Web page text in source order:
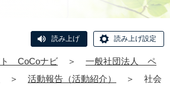
読み上げ 読み上げ設定
ト CoCoナビ ＞
一般社団法人 ペ
＞ 活動報告（活動紹介） ＞
社会